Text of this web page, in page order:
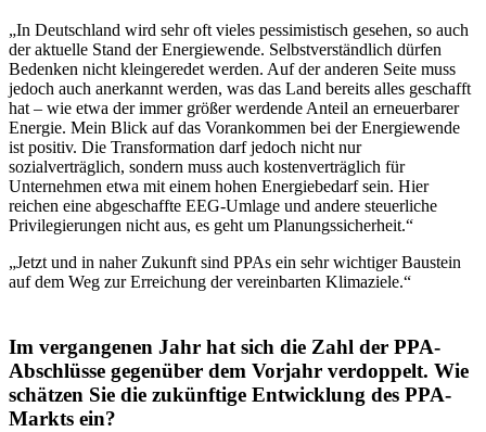
„In Deutschland wird sehr oft vieles pessimistisch gesehen, so auch
der aktuelle Stand der Energiewende. Selbstverständlich dürfen
Bedenken nicht kleingeredet werden. Auf der anderen Seite muss
jedoch auch anerkannt werden, was das Land bereits alles geschafft
hat – wie etwa der immer größer werdende Anteil an erneuerbarer
Energie. Mein Blick auf das Vorankommen bei der Energiewende
ist positiv. Die Transformation darf jedoch nicht nur
sozialverträglich, sondern muss auch kostenverträglich für
Unternehmen etwa mit einem hohen Energiebedarf sein. Hier
reichen eine abgeschaffte EEG-Umlage und andere steuerliche
Privilegierungen nicht aus, es geht um Planungssicherheit.“
„Jetzt und in naher Zukunft sind PPAs ein sehr wichtiger Baustein
auf dem Weg zur Erreichung der vereinbarten Klimaziele.“
Im vergangenen Jahr hat sich die Zahl der PPA-
Abschlüsse gegenüber dem Vorjahr verdoppelt. Wie
schätzen Sie die zukünftige Entwicklung des PPA-
Markts ein?